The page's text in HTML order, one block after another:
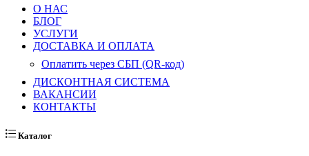
О НАС
БЛОГ
УСЛУГИ
ДОСТАВКА И ОПЛАТА
Оплатить через СБП (QR-код)
ДИСКОНТНАЯ СИСТЕМА
ВАКАНСИИ
КОНТАКТЫ
Каталог